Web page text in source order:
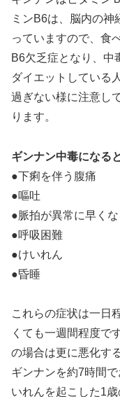
ミンB6は、脳内の神
っていますので、食
B6欠乏症となり、中
ダイエットしている
過ぎない様に注意し
ります。
ギンナン中毒になる
●下痢を伴う腹痛
●嘔吐
●脈拍が異常に早くな
●呼吸困難
●けいれん
●昏睡
これらの症状は一日
くても一週間程度で
の場合は更に悪化す
ギンナンを約7時間
いれんを起こした1